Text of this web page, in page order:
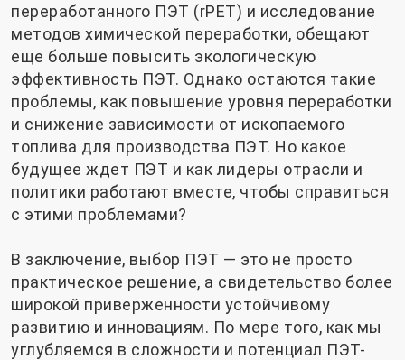
переработанного ПЭТ (rPET) и исследование
методов химической переработки, обещают
еще больше повысить экологическую
эффективность ПЭТ. Однако остаются такие
проблемы, как повышение уровня переработки
и снижение зависимости от ископаемого
топлива для производства ПЭТ. Но какое
будущее ждет ПЭТ и как лидеры отрасли и
политики работают вместе, чтобы справиться
с этими проблемами?
В заключение, выбор ПЭТ — это не просто
практическое решение, а свидетельство более
широкой приверженности устойчивому
развитию и инновациям. По мере того, как мы
углубляемся в сложности и потенциал ПЭТ-